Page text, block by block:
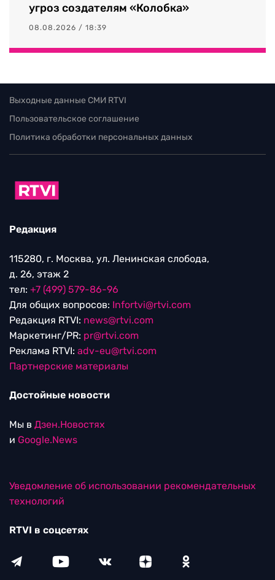
угроз создателям «Колобка»
08.08.2026 / 18:39
Выходные данные СМИ RTVI
Пользовательское соглашение
Политика обработки персональных данных
Редакция
115280, г. Москва, ул. Ленинская слобода,
д. 26, этаж 2
тел: +7 (499) 579-86-96
Для общих вопросов: Infortvi@rtvi.com
Редакция RTVI: news@rtvi.com
Маркетинг/PR: pr@rtvi.com
Реклама RTVI: adv-eu@rtvi.com
Партнерские материалы
Достойные новости
Мы в Дзен.Новостях
и Google.News
Уведомление об использовании рекомендательных
технологий
RTVI в соцсетях